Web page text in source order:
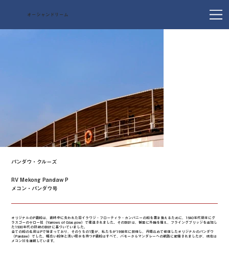
オーシャンドリーム
パンダウ・クルーズ
メコン・パンダウ号
RV Mekong Pandaw P
オリジナルのP級船は、戦時中に失われた旧イラワジ・フローティラ・カンパニーの船を置き換えるために、1940年代後半にグ
ラスゴーのヤロー社（Yarrows of Glasgow）で建造されました。その設計は、側面に外輪を備え、フライングブリッジを追加し
た1930年代の初期の設計に基づいていました。
全ての船の名前はPで始まっており、そのうちの1隻が、私たちが1998年に取得し、丹精込めて修復したオリジナルのパンダウ
（Pandaw）でした。幅広い船体と浅い喫水を持つP級船はすべて、バモーからマンダレーへの航路に配備されましたが、現在は
メコン川を運航しています。